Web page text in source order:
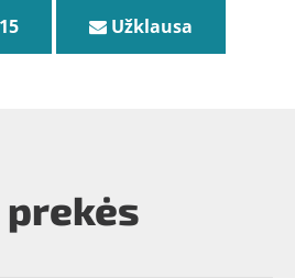
Užklausa
prekės